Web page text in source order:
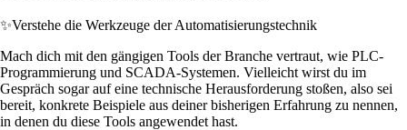
✨Verstehe die Werkzeuge der Automatisierungstechnik
Mach dich mit den gängigen Tools der Branche vertraut, wie PLC-
Programmierung und SCADA-Systemen. Vielleicht wirst du im
Gespräch sogar auf eine technische Herausforderung stoßen, also sei
bereit, konkrete Beispiele aus deiner bisherigen Erfahrung zu nennen,
in denen du diese Tools angewendet hast.